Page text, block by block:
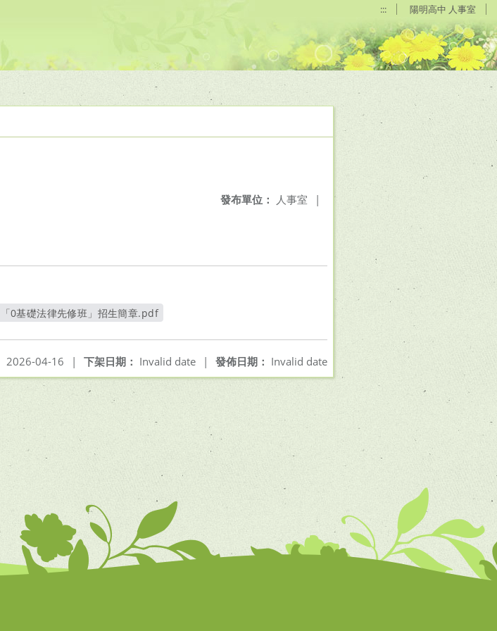
::: 陽明高中 人事室
發布單位： 人事室 |
「0基礎法律先修班」招生簡章.pdf
發佈日期： Invalid date
下架日期： Invalid date |
2026-04-16 |